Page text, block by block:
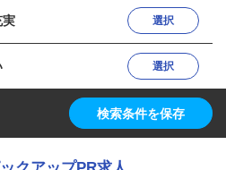
実 選択
選択
検索条件を保存